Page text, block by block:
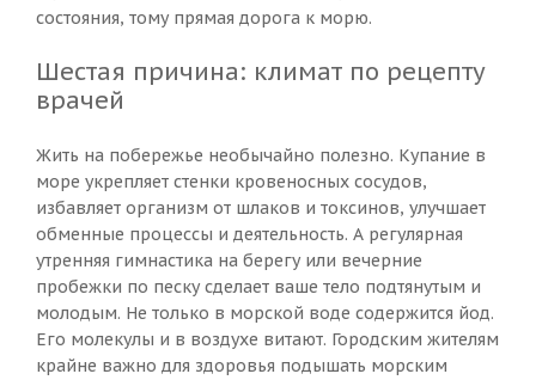
состояния, тому прямая дорога к морю.
Шестая причина: климат по рецепту
врачей
Жить на побережье необычайно полезно. Купание в
море укрепляет стенки кровеносных сосудов,
избавляет организм от шлаков и токсинов, улучшает
обменные процессы и деятельность. А регулярная
утренняя гимнастика на берегу или вечерние
пробежки по песку сделает ваше тело подтянутым и
молодым. Не только в морской воде содержится йод.
Его молекулы и в воздухе витают. Городским жителям
крайне важно для здоровья подышать морским